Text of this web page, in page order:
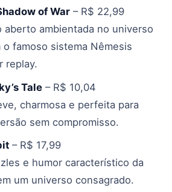
of War– R$ 22,99
aberto ambientada no universo
famoso sistema Nêmesis
replay.
Tale– R$ 10,04
charmosa e perfeita para
sem compromisso.
– R$ 17,99
e humor característico da
um universo consagrado.